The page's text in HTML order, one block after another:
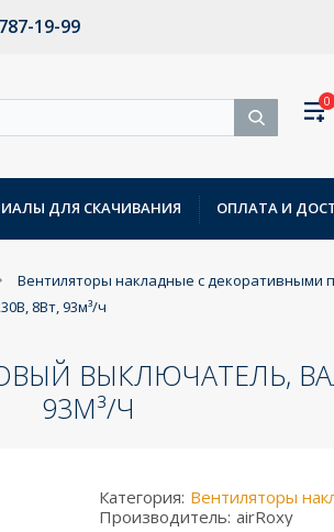
19-99
0
ДЛЯ СКАЧИВАНИЯ ОПЛАТА И
Вентиляторы накладные с декоративными
8Вт, 93м³/ч
ВЫКЛЮЧАТЕЛЬ,
93М³/Ч
Категория: Вентиляторы
Производитель: airRoxy